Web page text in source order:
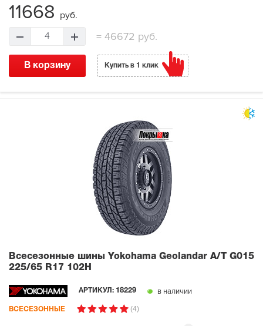
11668 руб.
4 =46672 руб.
В корзину Купить в 1 клик
Всесезонные шины Yokohama Geolandar A/T G015
225/65 R17 102H
АРТИКУЛ: 18229 в наличии
ВСЕСЕЗОННЫЕ (4)